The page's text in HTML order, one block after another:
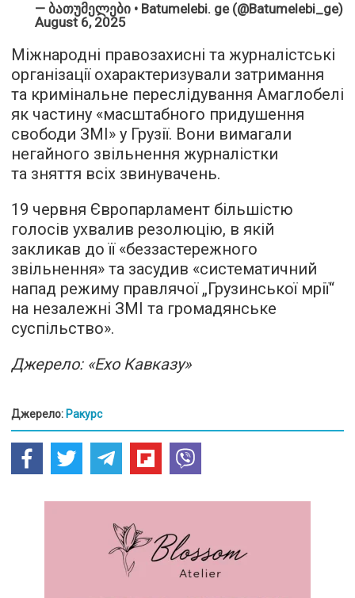
— ბათუმელები • Batumelebi. ge (@Batumelebi_ge)
August 6, 2025
Міжнародні правозахисні та журналістські
організації охарактеризували затримання
та кримінальне переслідування Амаглобелі
як частину «масштабного придушення
свободи ЗМІ» у Грузії. Вони вимагали
негайного звільнення журналістки
та зняття всіх звинувачень.
19 червня Європарламент більшістю
голосів ухвалив резолюцію, в якій
закликав до її «беззастережного
звільнення» та засудив «систематичний
напад режиму правлячої „Грузинської мрії“
на незалежні ЗМІ та громадянське
суспільство».
Джерело: «Ехо Кавказу»
Джерело: Ракурс